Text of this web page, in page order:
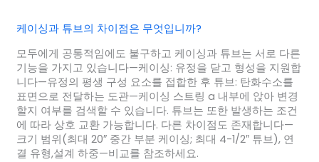
케이싱과 튜브의 차이점은 무엇입니까?
모두에게 공통적임에도 불구하고 케이싱과 튜브는 서로 다른
기능을 가지고 있습니다—케이싱: 유정을 닫고 형성을 지원합
니다—유정의 평생 구성 요소를 접합한 후 튜브: 탄화수소를
표면으로 전달하는 도관—케이싱 스트링 a 내부에 앉아 변경
할지 여부를 검색할 수 있습니다. 튜브는 또한 발생하는 조건
에 따라 상호 교환 가능합니다. 다른 차이점도 존재합니다—
크기 범위(최대 20″ 중간 부분 케이싱; 최대 4-1/2″ 튜브), 연
결 유형,설계 하중—비교를 참조하세요.